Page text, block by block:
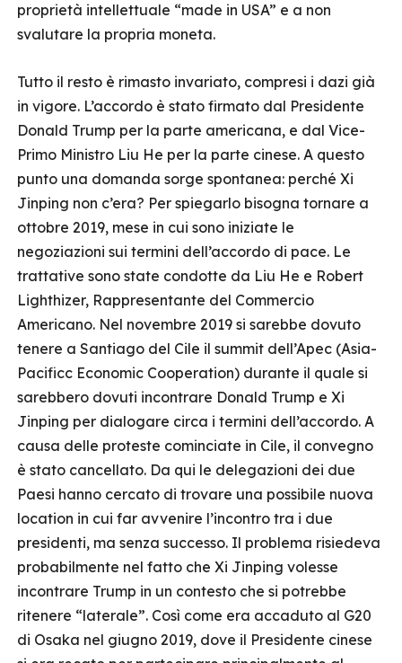
proprietà intellettuale “made in USA” e a non
svalutare la propria moneta.
Tutto il resto è rimasto invariato, compresi i dazi già
in vigore. L’accordo è stato firmato dal Presidente
Donald Trump per la parte americana, e dal Vice-
Primo Ministro Liu He per la parte cinese. A questo
punto una domanda sorge spontanea: perché Xi
Jinping non c’era? Per spiegarlo bisogna tornare a
ottobre 2019, mese in cui sono iniziate le
negoziazioni sui termini dell’accordo di pace. Le
trattative sono state condotte da Liu He e Robert
Lighthizer, Rappresentante del Commercio
Americano. Nel novembre 2019 si sarebbe dovuto
tenere a Santiago del Cile il summit dell’Apec (Asia-
Pacificc Economic Cooperation) durante il quale si
sarebbero dovuti incontrare Donald Trump e Xi
Jinping per dialogare circa i termini dell’accordo. A
causa delle proteste cominciate in Cile, il convegno
è stato cancellato. Da qui le delegazioni dei due
Paesi hanno cercato di trovare una possibile nuova
location in cui far avvenire l’incontro tra i due
presidenti, ma senza successo. Il problema risiedeva
probabilmente nel fatto che Xi Jinping volesse
incontrare Trump in un contesto che si potrebbe
ritenere “laterale”. Così come era accaduto al G20
di Osaka nel giugno 2019, dove il Presidente cinese